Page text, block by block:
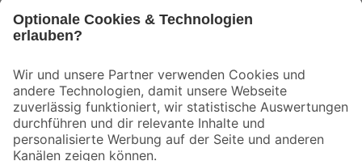
Der toom Newsletter: Keine Angebote und Aktionen mehr verpassen!
Folge uns